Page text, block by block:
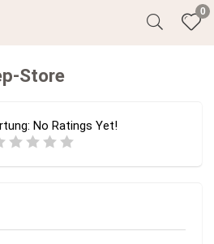
0
Store
No Ratings Yet!